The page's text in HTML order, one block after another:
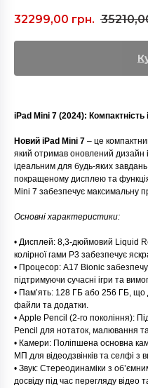
32299,00 грн.
iPad Mini 7 (2024): Компактність
Новий iPad Mini 7 – це
який отримав оновлений дизайн
ідеальним для будь-яких
покращеному дисплею та
Mini 7 забезпечує максимальну
Основні характеристики:
• Дисплей: 8,3-дюймовий Liquid
колірної гами P3 забезпечує
• Процесор: A17 Bionic
підтримуючи сучасні ігри та
• Пам’ять: 128 ГБ або 256 ГБ, що
файли та додатки.
• Apple Pencil (2-го покоління):
Pencil для нотаток, малювання
• Камери: Поліпшена основна
МП для відеодзвінків та селфі з
• Звук: Стереодинаміки з
досвіду під час перегляду відео